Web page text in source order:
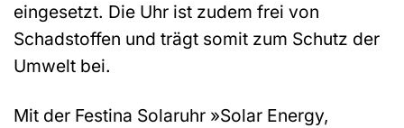
eingesetzt. Die Uhr ist zudem frei von
Schadstoffen und trägt somit zum Schutz der
Umwelt bei.
Mit der Festina Solaruhr »Solar Energy,